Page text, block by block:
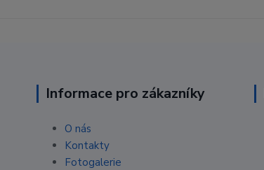
Informace pro zákazníky
O nás
Kontakty
Fotogalerie